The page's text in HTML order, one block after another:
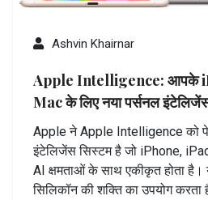
Ashvin Khairnar
Apple Intelligence: आपके
Mac के लिए नया पर्सनल
Apple ने Apple Intelligence को
इंटेलिजेंस सिस्टम है जो iPhone,
AI क्षमताओं के साथ एकीकृत होता
सिलिकॉन की शक्ति का उपयोग करता